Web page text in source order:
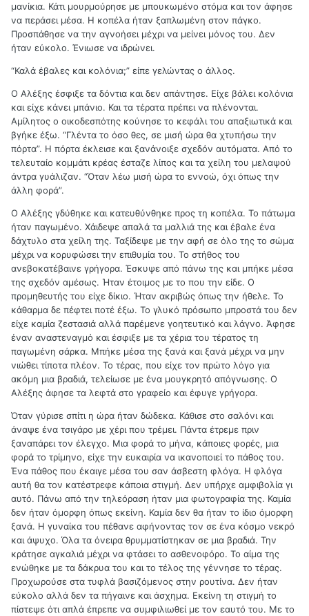
μανίκια. Κάτι μουρμούρησε με μπουκωμένο στόμα και τον άφησε
να περάσει μέσα. Η κοπέλα ήταν ξαπλωμένη στον πάγκο.
Προσπάθησε να την αγνοήσει μέχρι να μείνει μόνος του. Δεν
ήταν εύκολο. Ένιωσε να ιδρώνει.
“Καλά έβαλες και κολόνια;” είπε γελώντας ο άλλος.
Ο Αλέξης έσφιξε τα δόντια και δεν απάντησε. Είχε βάλει κολόνια
και είχε κάνει μπάνιο. Και τα τέρατα πρέπει να πλένονται.
Αμίλητος ο οικοδεσπότης κούνησε το κεφάλι του απαξιωτικά και
βγήκε έξω. “Γλέντα το όσο θες, σε μισή ώρα θα χτυπήσω την
πόρτα”. Η πόρτα έκλεισε και ξανάνοιξε σχεδόν αυτόματα. Από το
τελευταίο κομμάτι κρέας έσταζε λίπος και τα χείλη του μελαψού
άντρα γυάλιζαν. “Όταν λέω μισή ώρα το εννοώ, όχι όπως την
άλλη φορά”.
Ο Αλέξης γδύθηκε και κατευθύνθηκε προς τη κοπέλα. Το πάτωμα
ήταν παγωμένο. Χάιδεψε απαλά τα μαλλιά της και έβαλε ένα
δάχτυλο στα χείλη της. Ταξίδεψε με την αφή σε όλο της το σώμα
μέχρι να κορυφώσει την επιθυμία του. Το στήθος του
ανεβοκατέβαινε γρήγορα. Έσκυψε από πάνω της και μπήκε μέσα
της σχεδόν αμέσως. Ήταν έτοιμος με το που την είδε. Ο
προμηθευτής του είχε δίκιο. Ήταν ακριβώς όπως την ήθελε. Το
κάθαρμα δε πέφτει ποτέ έξω. Το γλυκό πρόσωπο μπροστά του δεν
είχε καμία ζεστασιά αλλά παρέμενε γοητευτικό και λάγνο. Άφησε
έναν αναστεναγμό και έσφιξε με τα χέρια του τέρατος τη
παγωμένη σάρκα. Μπήκε μέσα της ξανά και ξανά μέχρι να μην
νιώθει τίποτα πλέον. Το τέρας, που είχε τον πρώτο λόγο για
ακόμη μια βραδιά, τελείωσε με ένα μουγκρητό απόγνωσης. Ο
Αλέξης άφησε τα λεφτά στο γραφείο και έφυγε γρήγορα.
Όταν γύρισε σπίτι η ώρα ήταν δώδεκα. Κάθισε στο σαλόνι και
άναψε ένα τσιγάρο με χέρι που τρέμει. Πάντα έτρεμε πριν
ξαναπάρει τον έλεγχο. Μια φορά το μήνα, κάποιες φορές, μια
φορά το τρίμηνο, είχε την ευκαιρία να ικανοποιεί το πάθος του.
Ένα πάθος που έκαιγε μέσα του σαν άσβεστη φλόγα. Η φλόγα
αυτή θα τον κατέστρεφε κάποια στιγμή. Δεν υπήρχε αμφιβολία γι
αυτό. Πάνω από την τηλεόραση ήταν μια φωτογραφία της. Καμία
δεν ήταν όμορφη όπως εκείνη. Καμία δεν θα ήταν το ίδιο όμορφη
ξανά. Η γυναίκα του πέθανε αφήνοντας τον σε ένα κόσμο νεκρό
και άψυχο. Όλα τα όνειρα θρυμματίστηκαν σε μια βραδιά. Την
κράτησε αγκαλιά μέχρι να φτάσει το ασθενοφόρο. Το αίμα της
ενώθηκε με τα δάκρυα του και το τέλος της γέννησε το τέρας.
Προχωρούσε στα τυφλά βασιζόμενος στην ρουτίνα. Δεν ήταν
εύκολο αλλά δεν τα πήγαινε και άσχημα. Εκείνη τη στιγμή το
πίστεψε ότι απλά έπρεπε να συμφιλιωθεί με τον εαυτό του. Με το